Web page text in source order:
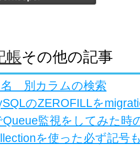
帳その他の記事
名 別カラムの検索
のZEROFILLを
監視をしてみた時
を使った必ず記号